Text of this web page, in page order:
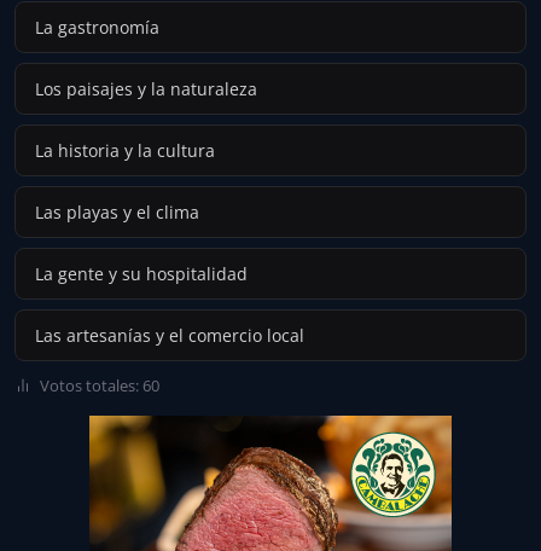
La gastronomía
Los paisajes y la naturaleza
La historia y la cultura
Las playas y el clima
La gente y su hospitalidad
Las artesanías y el comercio local
Votos totales: 60